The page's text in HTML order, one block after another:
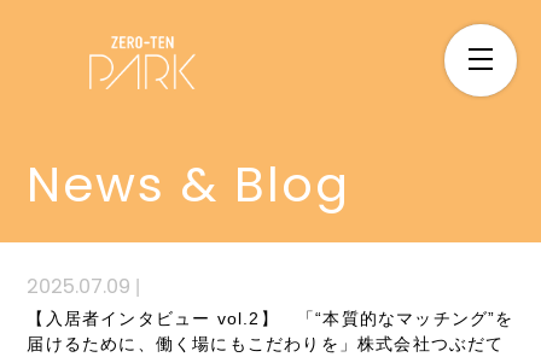
News & Blog
2025.07.09 |
【入居者インタビュー vol.2】 「“本質的なマッチング”を
届けるために、働く場にもこだわりを」株式会社つぶだて